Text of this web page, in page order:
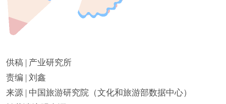
供稿 | 产业研究所
责编 | 刘鑫
来源 | 中国旅游研究院（文化和旅游部数据中心）